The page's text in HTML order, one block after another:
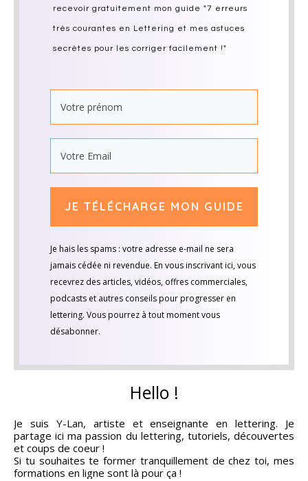
recevoir gratuitement mon guide "7 erreurs
très courantes en Lettering et mes astuces
secrètes pour les corriger facilement !"
JE TÉLÉCHARGE MON GUIDE
Je hais les spams : votre adresse e-mail ne sera
jamais cédée ni revendue. En vous inscrivant ici, vous
recevrez des articles, vidéos, offres commerciales,
podcasts et autres conseils pour progresser en
lettering. Vous pourrez à tout moment vous
désabonner.
Hello !
Je suis Y-Lan, artiste et enseignante en lettering. Je
partage ici ma passion du lettering, tutoriels, découvertes
et coups de coeur !
Si tu souhaites te former tranquillement de chez toi, mes
formations en ligne sont là pour ça !